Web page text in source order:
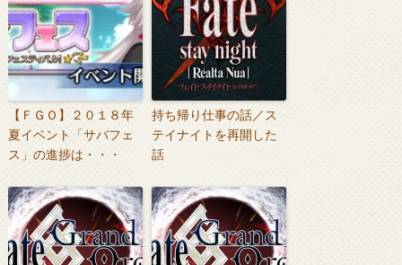
【ＦＧＯ】２０１８年
夏イベント「サバフェ
ス」の進捗は・・・
持ち帰り仕事の話／ス
テイナイトを再開した
話